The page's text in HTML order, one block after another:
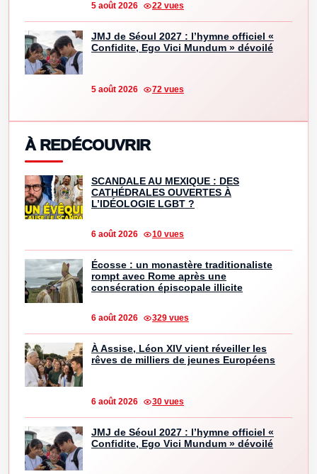
5 août 2026 22 vues
JMJ de Séoul 2027 : l’hymne officiel «
Confidite, Ego Vici Mundum » dévoilé
5 août 2026 72 vues
À REDÉCOUVRIR
SCANDALE AU MEXIQUE : DES
CATHÉDRALES OUVERTES À
L’IDÉOLOGIE LGBT ?
6 août 2026 10 vues
Écosse : un monastère traditionaliste
rompt avec Rome après une
consécration épiscopale illicite
6 août 2026 329 vues
À Assise, Léon XIV vient réveiller les
rêves de milliers de jeunes Européens
6 août 2026 30 vues
JMJ de Séoul 2027 : l’hymne officiel «
Confidite, Ego Vici Mundum » dévoilé